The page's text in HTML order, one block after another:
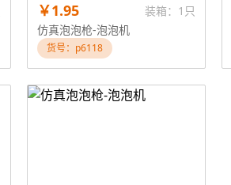
￥1.95
装箱：1只
仿真泡泡枪-泡泡机
货号：p6118